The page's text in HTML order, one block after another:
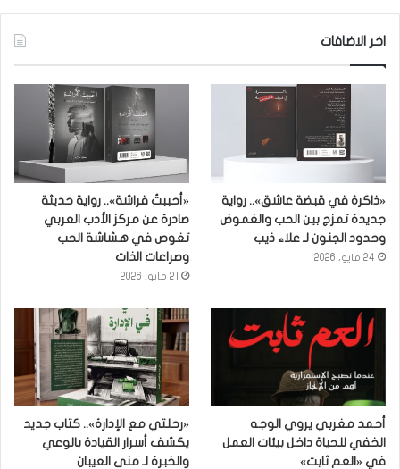
اخر الاضافات
«ذاكرة في قبضة عاشق».. رواية
جديدة تمزج بين الحب والغموض
وحدود الجنون لـ علاء ذيب
24 مايو، 2026
«أحببتُ فراشة».. رواية حديثة
صادرة عن مركز الأدب العربي
تغوص في هشاشة الحب
وصراعات الذات
21 مايو، 2026
أحمد مغربي يروي الوجه
الخفي للحياة داخل بيئات العمل
في «العم ثابت»
«رحلتي مع الإدارة».. كتاب جديد
يكشف أسرار القيادة بالوعي
والخبرة لـ منى العيبان